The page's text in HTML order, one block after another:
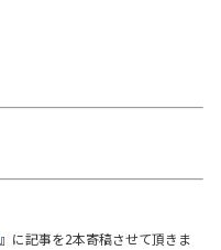
』に記事を2本寄稿させて頂きま